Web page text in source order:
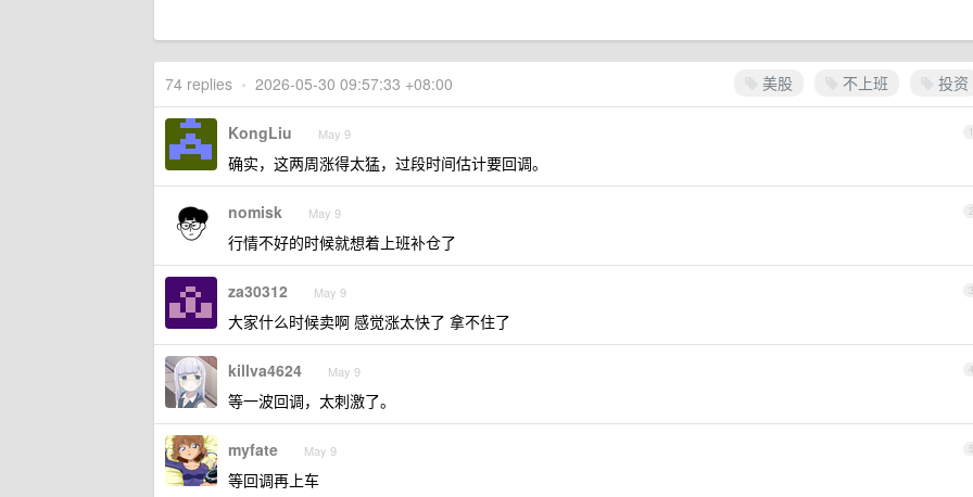
美股 不上班 投资
74 replies • 2026-05-30 09:57:33 +08:00
1
KongLiu May 9
确实，这两周涨得太猛，过段时间估计要回调。
2
nomisk May 9
行情不好的时候就想着上班补仓了
3
za30312 May 9
大家什么时候卖啊 感觉涨太快了 拿不住了
4
killva4624 May 9
等一波回调，太刺激了。
5
myfate May 9
等回调再上车